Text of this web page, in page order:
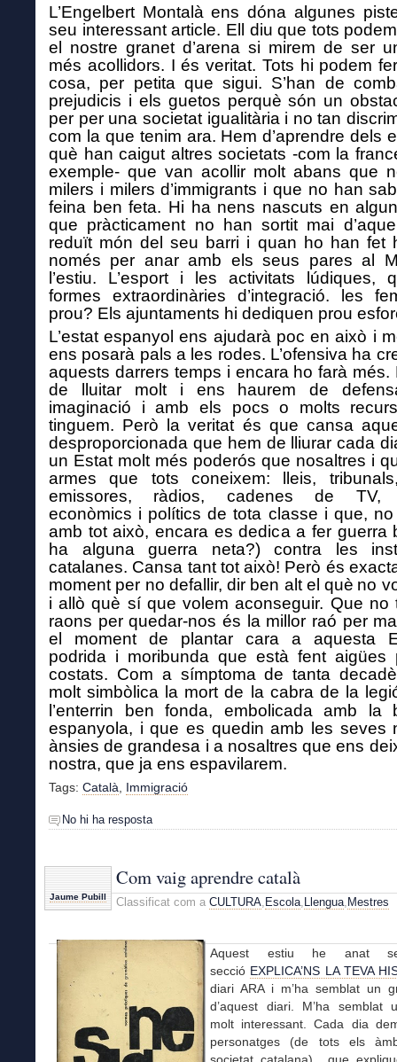
L’Engelbert Montalà ens dóna algunes
seu interessantarticle. Ell diu que tots
el nostre granet d’arena si mirem de ser
més acollidors. I és veritat. Tots hi podem
cosa, per petita que sigui. S’han de
prejudicis i els guetos perquè són un
per per una societat igualitària i no tan
com la que tenim ara. Hem d’aprendre dels
què han caigut altres societats -com la
exemple- que van acollir molt abans que
milers i milers d’immigrants i que no han
feina ben feta. Hi ha nens nascuts en
que pràcticament no han sortit mai d’
reduït món del seu barri i quan ho han fet
només per anar amb els seus pares al
l’estiu. L’esport i les activitats lúdiques,
formes extraordinàries d’integració.
es
prou? Els ajuntaments hi dediquen prou
L’estat espanyol ens ajudarà pocen això i
ens posarà pals a les rodes. L’ofensiva ha
aquests darrers temps i encara ho farà més.
de lluitar molt i ens haurem de
imaginació i amb els pocs o molts
tinguem. Però la veritat és que cansa
desproporcionada que hem de lliurar cada
un Estat molt més poderós que nosaltres i
armes que tots coneixem: lleis,
emissores, ràdios, cadenes de TV,
econòmics i polítics de tota classe i que,
amb tot això, encara es dedica a fer guerra
ha alguna guerra neta?) contra les
catalanes. Cansa tant tot això! Però és
moment per no defallir,dir ben altel què no
i allò què sí que volem aconseguir. Que no
raons per quedar-nos és la millor raó per
el moment de plantar cara a aquesta
podrida i moribunda que està fent aigües
costats. Com a símptoma de tanta
molt simbòlica la mort de la cabra de la
l’enterrin ben fonda, embolicada amb la
espanyola, i que es quedin amb les seves
ànsies de grandesa i a nosaltres que ens
nostra, que ja ens espavilarem.
Tags: Català, Immigració
No hi ha resposta
Jaume Pubill
Com vaig aprendre català
Classificat com a CULTURA, Escola, Llengua, Mestres
Aquest estiu he anat
secció EXPLICA’NS LA TEVA
diari ARA i m’ha semblat un
d’aquest diari. M’ha semblat
molt interessant. Cada dia
personatges (de tots els